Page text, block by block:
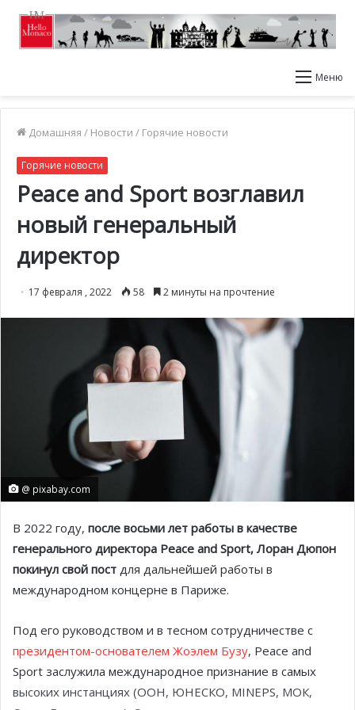
Меню
Домашняя / Новости / Горячие новости
Горячие новости
Peace and Sport возглавил
новый генеральный
директор
17 февраля , 2022 58 2 минуты на прочтение
@ pixabay.com
В 2022 году, после восьми лет работы в качестве
генерального директора Peace and Sport, Лоран Дюпон
покинул свой пост для дальнейшей работы в
международном концерне в Париже.
Под его руководством и в тесном сотрудничестве с
президентом-основателем Жоэлем Бузу, Peace and
Sport заслужила международное признание в самых
высоких инстанциях (ООН, ЮНЕСКО, MINEPS, МОК,